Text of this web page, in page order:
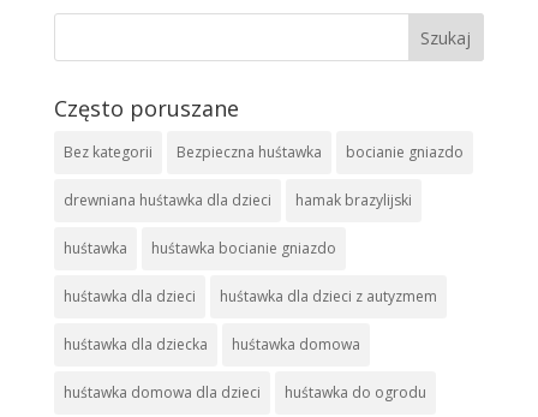
Często poruszane
Bez kategorii Bezpieczna huśtawka bocianie gniazdo
drewniana huśtawka dla dzieci hamak brazylijski
huśtawka huśtawka bocianie gniazdo
huśtawka dla dzieci huśtawka dla dzieci z autyzmem
huśtawka dla dziecka huśtawka domowa
huśtawka domowa dla dzieci huśtawka do ogrodu